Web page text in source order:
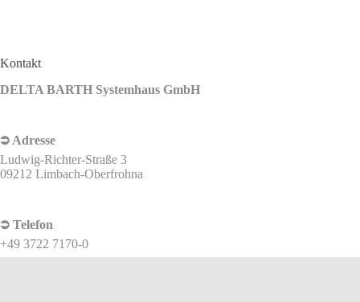
Kontakt
DELTA BARTH Systemhaus GmbH
⮊ Adresse
Ludwig-Richter-Straße 3
09212 Limbach-Oberfrohna
⮊ Telefon
+49 3722 7170-0